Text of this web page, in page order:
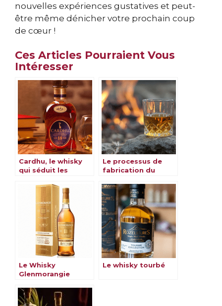
nouvelles expériences gustatives et peut-
être même dénicher votre prochain coup
de cœur !
Ces Articles Pourraient Vous
Intéresser
Cardhu, le whisky
qui séduit les
entier
Le processus de
fabrication du
Le Whisky
Glenmorangie
Le whisky tourbé